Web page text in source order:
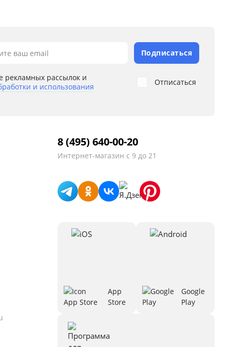
ваш email Подписаться
рекламных рассылок и
и использования
Отписаться
8 (495) 640-00-20
Интернет-магазин с 9 до 21
App
Store
Google
Play